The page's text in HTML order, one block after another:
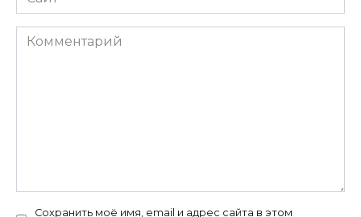
Комментарий
Сохранить моё имя, email и адрес сайта в этом